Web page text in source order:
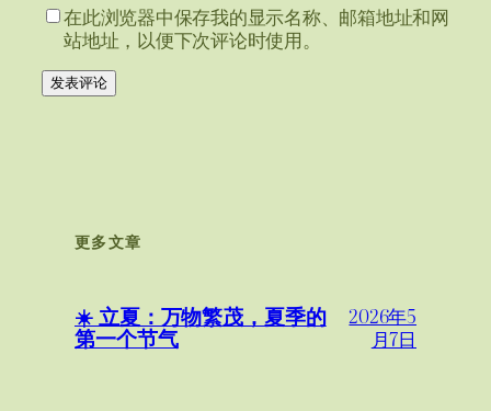
在此浏览器中保存我的显示名称、邮箱地址和网
站地址，以便下次评论时使用。
更多文章
☀️ 立夏：万物繁茂，夏季的
第一个节气
2026年5
月7日